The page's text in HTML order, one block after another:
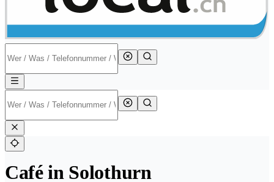
Café in Solothurn